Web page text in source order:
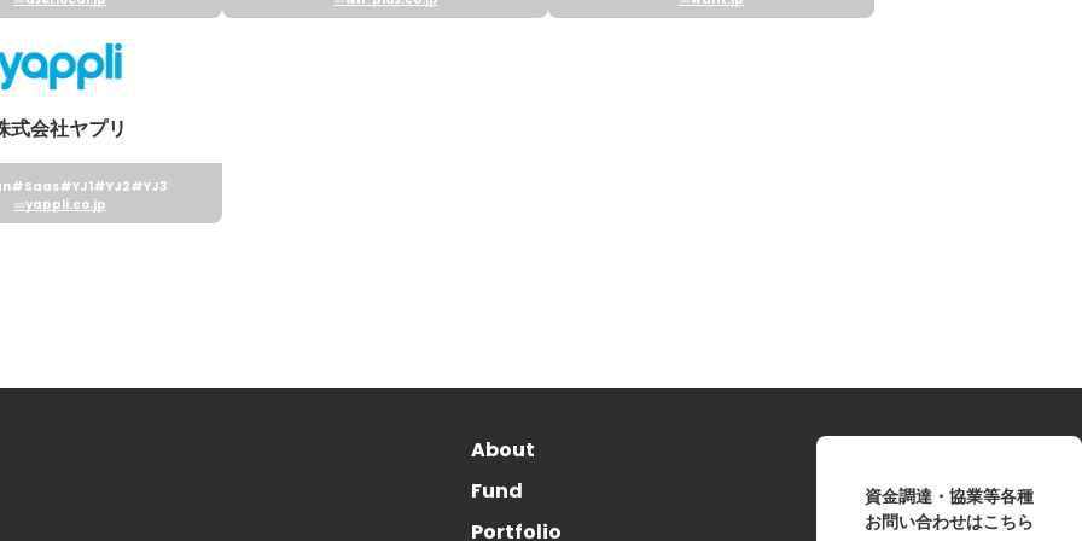
式会社ヤプリ
#Saas#YJ1#YJ2#YJ3
yappli.co.jp
About
Fund
Portfolio
資金調達・協業等各種
お問い合わせはこちら